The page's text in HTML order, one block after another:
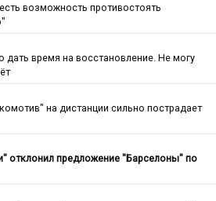
возможность противостоять
дать время на восстановление. Не могу
на дистанции сильно пострадает
отклонил предложение "Барселоны" по